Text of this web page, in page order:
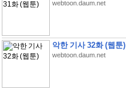
webtoon.daum.net
악한 기사 32화 (웹툰)
webtoon.daum.net